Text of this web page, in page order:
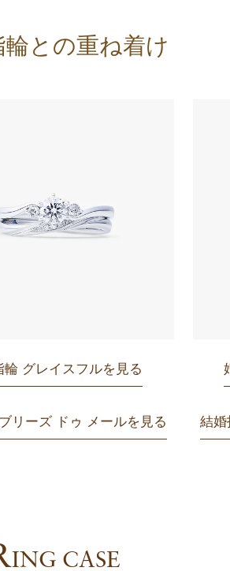
輪との重ね着け
輪 グレイスフルを見る
リーズ ドゥ メールを見る 結婚
ING CASE